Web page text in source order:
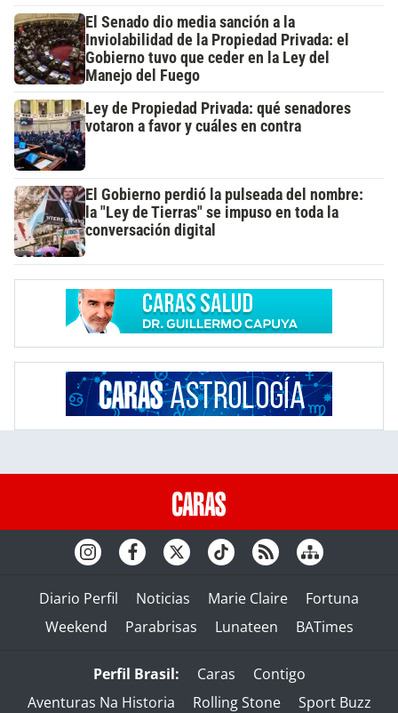
El Senado dio media sanción a la
Inviolabilidad de la Propiedad Privada: el
Gobierno tuvo que ceder en la Ley del
Manejo del Fuego
Ley de Propiedad Privada: qué senadores
votaron a favor y cuáles en contra
El Gobierno perdió la pulseada del nombre:
la "Ley de Tierras" se impuso en toda la
conversación digital
Diario Perfil Noticias Marie Claire
Fortuna
Weekend
Parabrisas Lunateen BATimes
Perfil Brasil: Caras
Contigo
Aventuras Na Historia
Rolling Stone Sport Buzz